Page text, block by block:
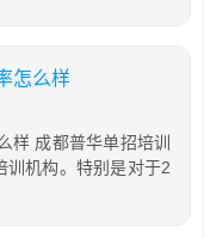
怎么样
样 成都普华单招培训
训机构。特别是对于2